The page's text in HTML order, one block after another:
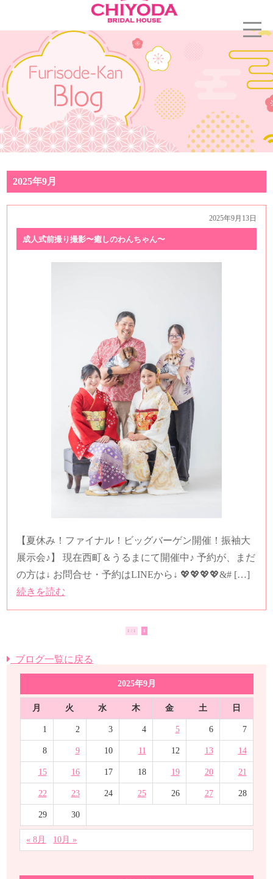
2025年9月
2025年9月13日
成人式前撮り撮影〜癒しのわんちゃん〜
【夏休み！ファイナル！ビッグバーゲン開催！振袖大
展示会♪】 現在西町＆うるまにて開催中♪ 予約が、まだ
の方は↓ お問合せ・予約はLINEから↓ 💖💖💖💖&# […]
続きを読む
1 / 1 1
ブログ一覧に戻る
2025年9月
月 火 水 木 金 土 日
1 2 3 4 5 6 7
8 9 10 11 12 13 14
15 16 17 18 19 20 21
22 23 24 25 26 27 28
29 30
« 8月 10月 »